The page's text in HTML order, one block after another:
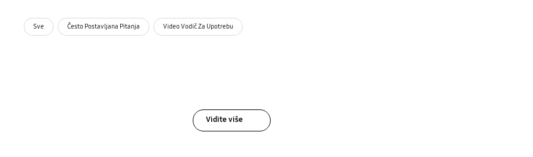
Sve Često Postavljana Pitanja Video Vodič Za Upotrebu
Vidite više